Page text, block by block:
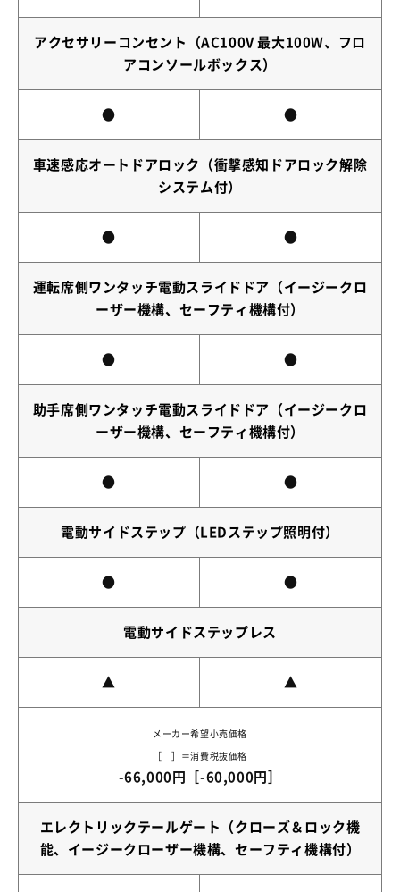
アクセサリーコンセント（AC100V 最大100W、フロ
アコンソールボックス）
● ●
車速感応オートドアロック（衝撃感知ドアロック解除
システム付）
● ●
運転席側ワンタッチ電動スライドドア（イージークロ
ーザー機構、セーフティ機構付）
● ●
助手席側ワンタッチ電動スライドドア（イージークロ
ーザー機構、セーフティ機構付）
● ●
電動サイドステップ（LEDステップ照明付）
● ●
電動サイドステップレス
▲ ▲
メーカー希望小売価格
［ ］＝消費税抜価格
-66,000円［-60,000円］
エレクトリックテールゲート（クローズ＆ロック機
能、イージークローザー機構、セーフティ機構付）